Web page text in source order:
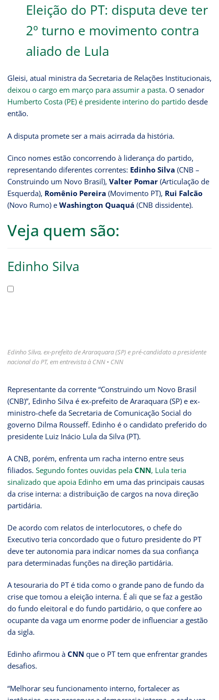
Eleição do PT: disputa deve ter
2º turno e movimento contra
aliado de Lula
Gleisi, atual ministra da Secretaria de Relações Institucionais,
deixou o cargo em março para assumir a pasta. O senador
Humberto Costa (PE) é presidente interino do partido desde
então.
A disputa promete ser a mais acirrada da história.
Cinco nomes estão concorrendo à liderança do partido,
representando diferentes correntes: Edinho Silva (CNB –
Construindo um Novo Brasil), Valter Pomar (Articulação de
Esquerda), Romênio Pereira (Movimento PT), Rui Falcão
(Novo Rumo) e Washington Quaquá (CNB dissidente).
Veja quem são:
Edinho Silva
Edinho Silva, ex-prefeito de Araraquara (SP) e pré-candidato a presidente
nacional do PT, em entrevista à CNN • CNN
Representante da corrente “Construindo um Novo Brasil
(CNB)”, Edinho Silva é ex-prefeito de Araraquara (SP) e ex-
ministro-chefe da Secretaria de Comunicação Social do
governo Dilma Rousseff. Edinho é o candidato preferido do
presidente Luiz Inácio Lula da Silva (PT).
A CNB, porém, enfrenta um racha interno entre seus
filiados. Segundo fontes ouvidas pela CNN, Lula teria
sinalizado que apoia Edinho em uma das principais causas
da crise interna: a distribuição de cargos na nova direção
partidária.
De acordo com relatos de interlocutores, o chefe do
Executivo teria concordado que o futuro presidente do PT
deve ter autonomia para indicar nomes da sua confiança
para determinadas funções na direção partidária.
A tesouraria do PT é tida como o grande pano de fundo da
crise que tomou a eleição interna. É ali que se faz a gestão
do fundo eleitoral e do fundo partidário, o que confere ao
ocupante da vaga um enorme poder de influenciar a gestão
da sigla.
Edinho afirmou à CNN que o PT tem que enfrentar grandes
desafios.
“Melhorar seu funcionamento interno, fortalecer as